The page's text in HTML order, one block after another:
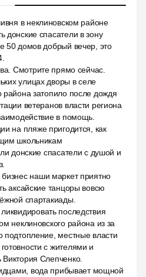
в неклиновском районе
донские спасатели в зону
50 домов добрый вечер, это
Смотрите прямо сейчас.
улицах дворы в селе
района затопило после дождя
ветеранов власти региона
в помощь.
на пляже пригодится, как
школьникам
донские спасатели с душой и
наши маркет приятно
аксайские танцоры вовсю
спартакиады.
последствия
неклиновского района из за
подтопление, местные власти
с жителями и
Слепченко.
вода прибывает мощной